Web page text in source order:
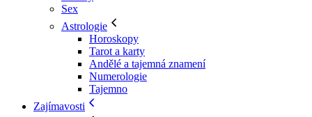
Sex
Astrologie
Horoskopy
Tarot a karty
Andělé a tajemná znamení
Numerologie
Tajemno
Zajímavosti